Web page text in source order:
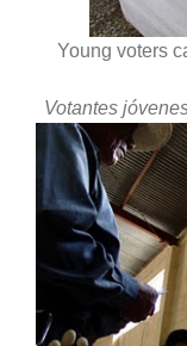
Young voters
Votantes